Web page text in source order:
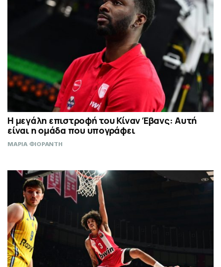
Η μεγάλη επιστροφή του Κίναν Έβανς: Αυτή
είναι η ομάδα που υπογράφει
ΜΑΡΙΑ ΦΙΟΡΑΝΤΗ